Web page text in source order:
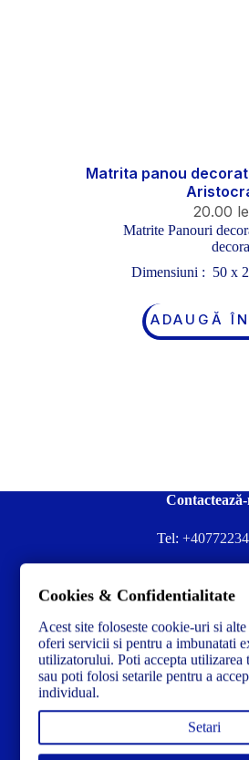
Matrita panou
20.00
Matrite Panouri
Dimensiuni : 50 x
ADAUGĂ
Contactează-
Tel:
Contacteză-ne la:
Str. Dacia Nr 12 Ineu, Arad
Cookies & Confidentialitate
Acest site foloseste cookie-uri si
oferi servicii si pentru a imbunatati
utilizatorului. Poti accepta
sau poti folosi setarile pentru a
individual.
Setari